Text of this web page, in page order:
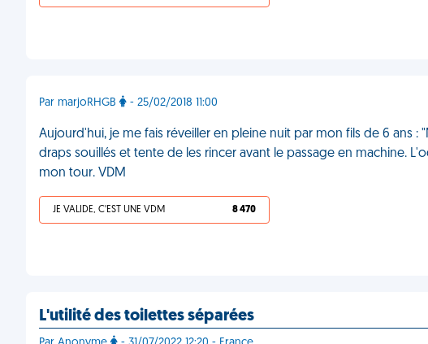
Par marjoRHGB - 25/02/2018 11:00
Aujourd'hui, je me fais réveiller en pleine nuit par mon fils de 6 ans :
draps souillés et tente de les rincer avant le passage en machine.
mon tour. VDM
JE VALIDE, C'EST UNE VDM 8 470
L'utilité des toilettes séparées